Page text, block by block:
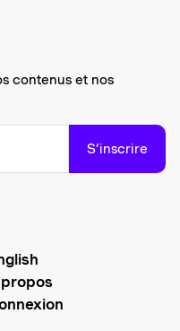
contenus et nos
S’inscrire